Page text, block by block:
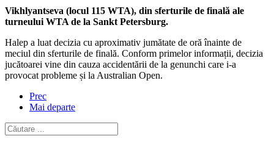
Vikhlyantseva (locul 115 WTA), din sferturile de finală ale
turneului WTA de la Sankt Petersburg.
Halep a luat decizia cu aproximativ jumătate de oră înainte de
meciul din sferturile de finală. Conform primelor informații, decizia
jucătoarei vine din cauza accidentării de la genunchi care i-a
provocat probleme și la Australian Open.
Prec
Mai departe